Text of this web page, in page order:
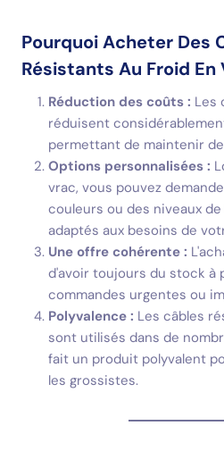
Pourquoi Acheter Des
Résistants Au Froid En
Réduction des coûts : Les
réduisent
permettant de maintenir
Options personnalisées :
vrac, vous pouvez
couleurs ou des niveaux
adaptés aux besoins de
Une offre cohérente :
d'avoir toujours du stock à
commandes urgentes ou
Polyvalence : Les câbles
sont utilisés dans de
fait un produit polyvalent
les grossistes.